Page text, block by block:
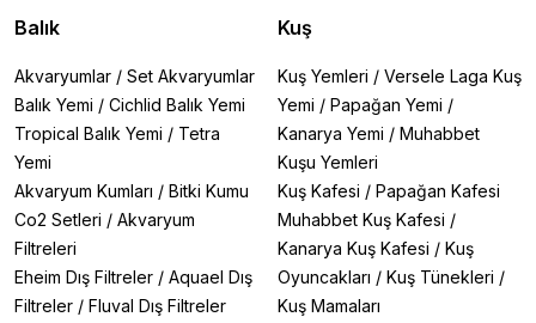
Balık
Akvaryumlar / Set Akvaryumlar
Balık Yemi / Cichlid Balık Yemi
Tropical Balık Yemi / Tetra
Yemi
Akvaryum Kumları / Bitki Kumu
Co2 Setleri / Akvaryum
Filtreleri
Eheim Dış Filtreler / Aquael Dış
Filtreler / Fluval Dış Filtreler
Kuş
Kuş Yemleri / Versele Laga Kuş
Yemi / Papağan Yemi /
Kanarya Yemi / Muhabbet
Kuşu Yemleri
Kuş Kafesi / Papağan Kafesi
Muhabbet Kuş Kafesi /
Kanarya Kuş Kafesi / Kuş
Oyuncakları / Kuş Tünekleri /
Kuş Mamaları